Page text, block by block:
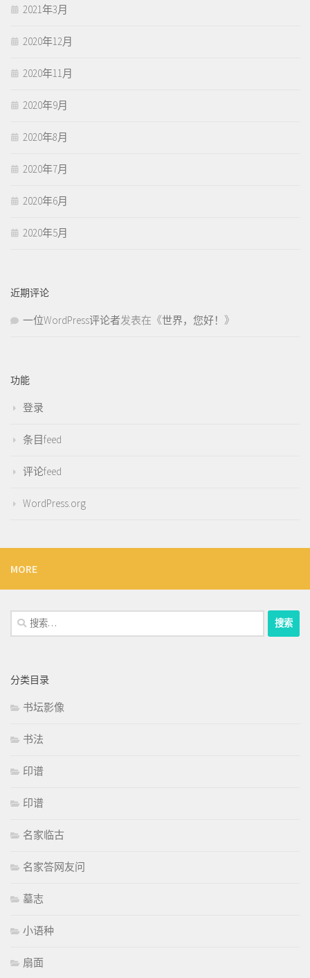
2021年3月
2020年12月
2020年11月
2020年9月
2020年8月
2020年7月
2020年6月
2020年5月
近期评论
一位WordPress评论者发表在《世界，您好！ 》
功能
登录
条目feed
评论feed
WordPress.org
MORE
搜
索：
分类目录
书坛影像
书法
印谱
印谱
名家临古
名家答网友问
墓志
小语种
扇面